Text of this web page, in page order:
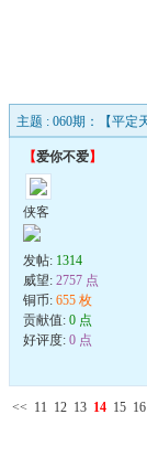
主题 : 060期：【平定
【爱你不爱】
侠客
发帖: 1314
威望: 2757 点
铜币: 655 枚
贡献值: 0 点
好评度: 0 点
<< 11 12 13 14 15 16